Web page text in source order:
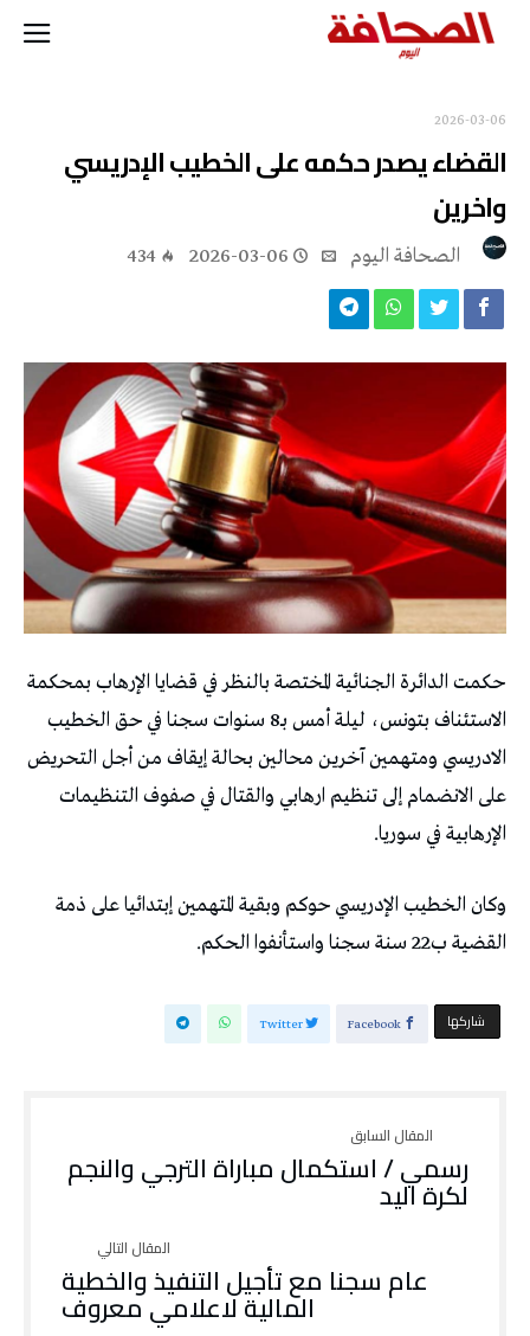
2026-03-06
القضاء يصدر حكمه على الخطيب الإدريسي
واخرين
2026-03-06
434
حكمت الدائرة الجنائية المختصة بالنظر في قضايا الإرهاب بمحكمة
الاستئناف بتونس، ليلة أمس بـ8 سنوات سجنا في حق الخطيب
الادريسي ومتهمين آخرين محالين بحالة إيقاف من أجل التحريض
على الانضمام إلى تنظيم ارهابي والقتال في صفوف التنظيمات
الإرهابية في سوريا.
وكان الخطيب الإدريسي حوكم وبقية المتهمين إبتدائيا على ذمة
القضية ب22 سنة سجنا واستأنفوا الحكم.
‫‫ شاركها‬ Facebook
Twitter
رسمي / استكمال مباراة الترجي والنجم
لكرة اليد
عام سجنا مع تأجيل التنفيذ والخطية
المالية لاعلامي معروف